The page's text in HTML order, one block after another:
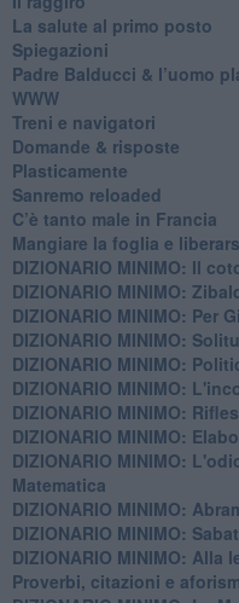
​La salute al primo posto
Spiegazioni
Padre Balducci & l’uomo
WWW
​Treni e navigatori
​Domande & risposte
​Plasticamente
Sanremo reloaded
C’è tanto male in Francia
​Mangiare la foglia e
DIZIONARIO MINIMO: Il
DIZIONARIO MINIMO:
DIZIONARIO MINIMO: Per
DIZIONARIO MINIMO:
DIZIONARIO MINIMO:
DIZIONARIO MINIMO:
DIZIONARIO MINIMO:
DIZIONARIO MINIMO:
DIZIONARIO MINIMO:
​Matematica
DIZIONARIO MINIMO:
DIZIONARIO MINIMO:
​DIZIONARIO MINIMO: Alla
Proverbi, citazioni e